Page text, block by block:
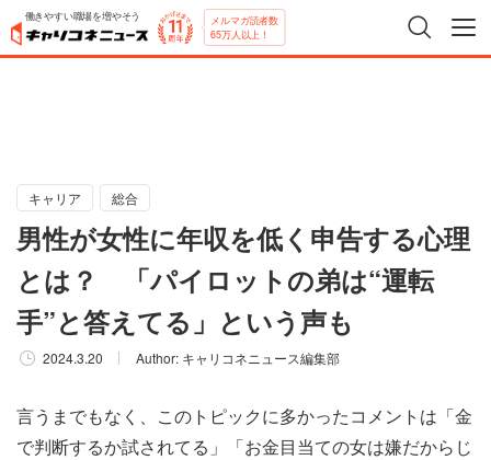
働きやすい職場を増やそう メルマガ読者数
65万人以上！
キャリア 総合
男性が女性に年収を低く申告する心理
とは？ 「パイロットの弟は“運転
手”と答えてる」という声も
2024.3.20 Author: キャリコネニュース編集部
言うまでもなく、このトピックに多かったコメントは「金
で判断するか試されてる」「お金目当ての女は嫌だからじ